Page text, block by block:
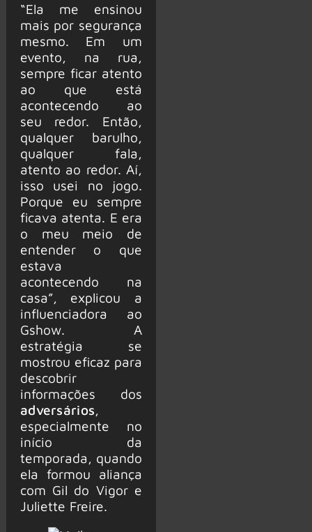
“Ela me ensinou
mais por segurança
mesmo. Em um
evento, na rua,
sempre ficar atento
ao que está
acontecendo ao
seu redor. Então,
qualquer barulho,
qualquer fala,
atento ao redor. Aí,
isso usei no jogo.
Porque eu sempre
ficava atenta. E era
o meu meio de
entender o que
estava
acontecendo na
casa”, explicou a
influenciadora ao
Gshow. A
estratégia se
mostrou eficaz para
descobrir
informações dos
adversários,
especialmente no
início da
temporada, quando
ela formou aliança
com Gil do Vigor e
Juliette Freire.